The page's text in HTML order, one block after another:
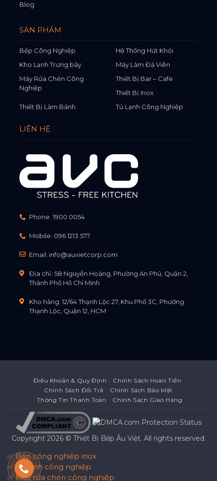
Blog
SẢN PHẨM
Bếp Công Nghiệp
Hệ Thống Hút Khói
Kho Lạnh Trưng bày
Máy Làm Đá Viên
Máy Rửa Chén Công
Nghiệp
Thiết Bị Bar – Cafe
Thiết Bị Inox
Thiết Bị Làm Bánh
Tủ Lạnh Công Nghiệp
LIÊN HỆ
Phone: 1900 0054
Mobile: 096 1213 577
Email: info@auvietcorp.com
Địa chỉ: 58 Nguyễn Hoàng, Phường An Phú, Quận 2,
Thành Phố Hồ Chí Minh
Kho hàng: 12/64 Thạnh Lộc 27, Khu Phố 3C, Phường
Thạnh Lộc, Quận 12, HCM
Điều Khoản & Quy Định
Chính Sách Hoàn Tiền
Chính Sách Đổi Trả
Chính Sách Bảo Mật
Thông Tin Thanh Toán
Chính Sách Giao Hàng
Copyright 2026 © Thiết Bị Bếp Âu Việt. All rights reserved.
✅ Bếp công nghiệp inox
✅ Tủ lạnh công nghiệp
✅ Máy rửa chén công nghiệp